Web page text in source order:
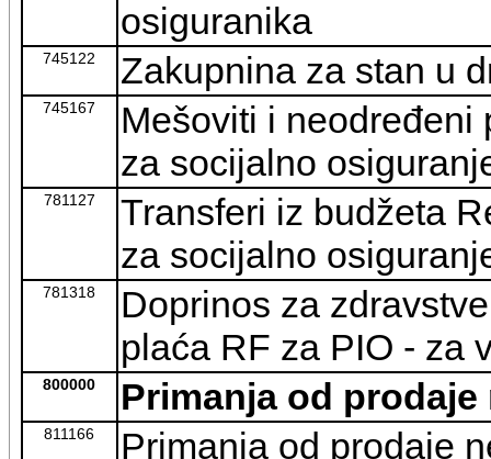
osiguranika
745122 Zakupnina za stan u
745167
Mešoviti i neodređeni
za socijalno
781127
Transferi iz budžeta
za socijalno
781318
Doprinos za
plaća RF za PIO - za
800000 Primanja od
811166
Primanja od prodaje